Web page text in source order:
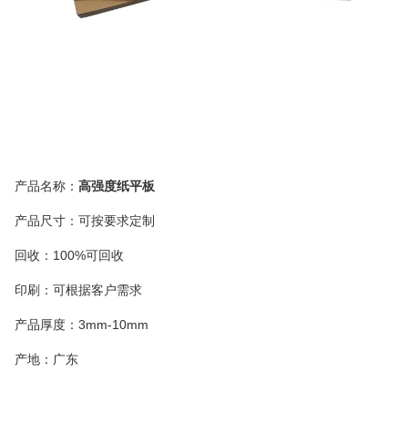
产品名称： 高强度纸平板
产品尺寸：可按要求定制
回收：100%可回收
印刷：可根据客户需求
产品厚度： 3mm-10mm
产地：广东